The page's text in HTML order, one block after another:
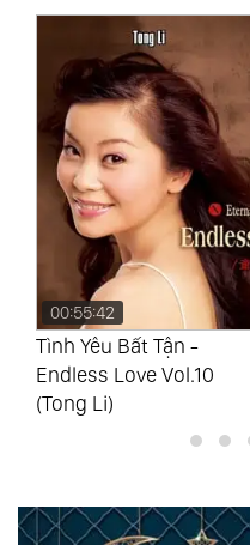
00:51:00
Tình Yêu Bất Tận -
Endless Love Vol.11 (Yao
Si Ting)